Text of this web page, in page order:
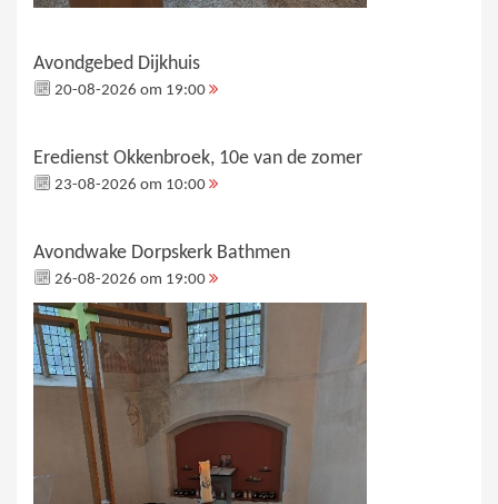
Avondgebed Dijkhuis
20-08-2026 om 19:00
Eredienst Okkenbroek, 10e van de zomer
23-08-2026 om 10:00
Avondwake Dorpskerk Bathmen
26-08-2026 om 19:00